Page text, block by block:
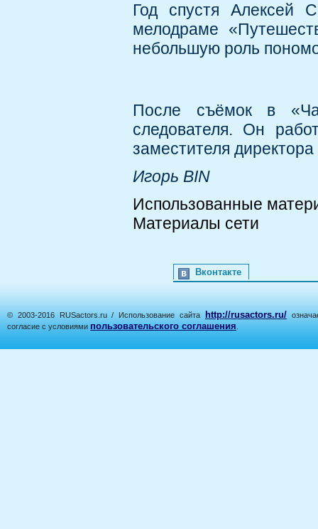
Год спустя Алексей
мелодраме
небольшую роль
После съёмок в
следователя. Он
заместителя директора
Игорь BIN
Использованные
Материалы сети
Вконтакте
© 2003-2016 RUSactors.ru / Использование сайта http://rusactors.ru/
согласие с условиями пользовательского соглашения